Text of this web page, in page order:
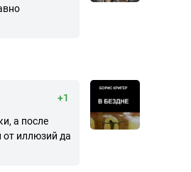
+1
а после
от иллюзий да